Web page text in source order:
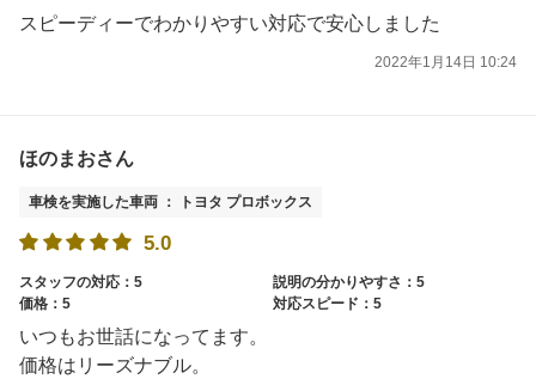
スピーディーでわかりやすい対応で安心しました
2022年1月14日 10:24
ほのまおさん
車検を実施した車両 ： トヨタ プロボックス
5.0
スタッフの対応：5
説明の分かりやすさ：5
価格：5
対応スピード：5
いつもお世話になってます。
価格はリーズナブル。